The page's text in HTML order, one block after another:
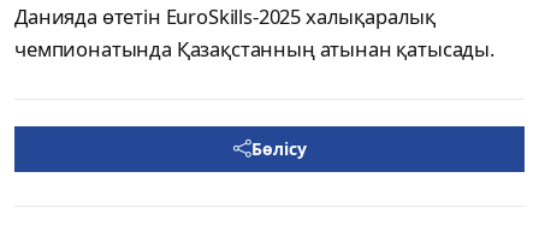
Данияда өтетін EuroSkills-2025 халықаралық
чемпионатында Қазақстанның атынан қатысады.
Бөлісу